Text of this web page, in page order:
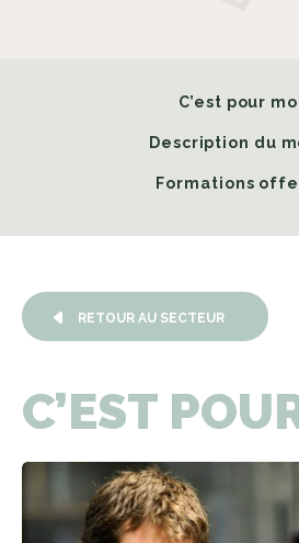
C’est pour
Description du
Formations
RETOUR AU SECTEUR
C’EST